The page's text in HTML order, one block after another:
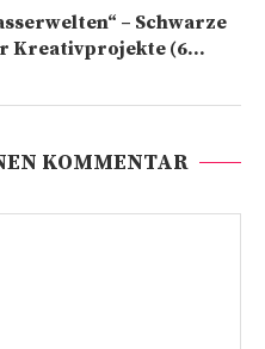
– Schwarze
Kreativprojekte (6...
KOMMENTAR